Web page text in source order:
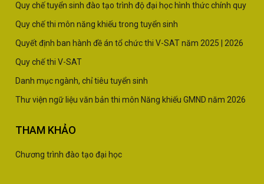
Quy chế tuyển sinh đào tạo trình độ đại học hình thức chính quy
Quy chế thi môn năng khiếu trong tuyển sinh
Quyết định ban hành đề án tổ chức thi V-SAT năm 2025
2026
Quy chế thi V-SAT
Danh mục ngành, chỉ tiêu tuyển sinh
Thư viện ngữ liệu văn bản thi môn Năng khiếu GMND năm 2026
THAM KHẢO
Chương trình đào tạo đại học